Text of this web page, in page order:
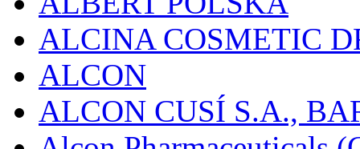
ALCINA COSMETIC
ALCON
ALCON CUSÍ S.A.,